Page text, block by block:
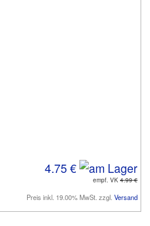
4.75 €
empf. VK 4.99 €
Preis inkl. 19.00% MwSt. zzgl. Versand